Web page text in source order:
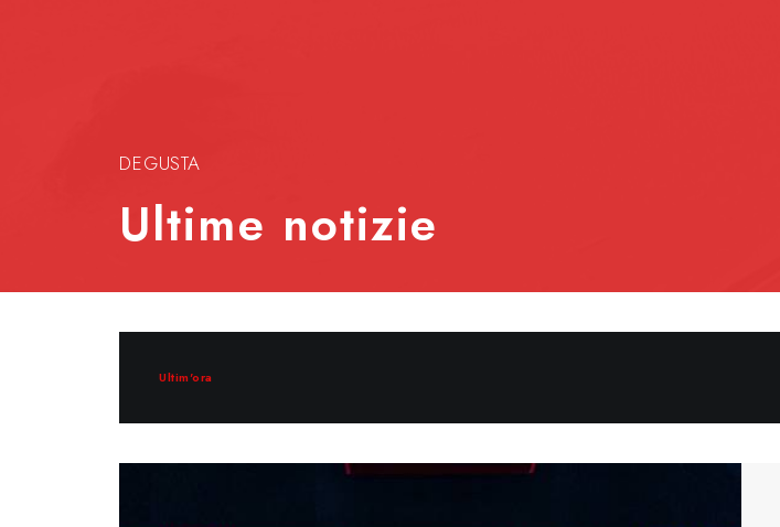
DEGUSTA
Ultime notizie
Ultim'ora